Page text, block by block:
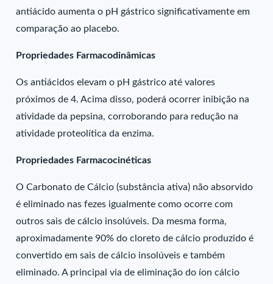
antiácido aumenta o pH gástrico significativamente em
comparação ao placebo.
Propriedades Farmacodinâmicas
Os antiácidos elevam o pH gástrico até valores
próximos de 4. Acima disso, poderá ocorrer inibição na
atividade da pepsina, corroborando para redução na
atividade proteolítica da enzima.
Propriedades Farmacocinéticas
O Carbonato de Cálcio (substância ativa) não absorvido
é eliminado nas fezes igualmente como ocorre com
outros sais de cálcio insolúveis. Da mesma forma,
aproximadamente 90% do cloreto de cálcio produzido é
convertido em sais de cálcio insolúveis e também
eliminado. A principal via de eliminação do íon cálcio